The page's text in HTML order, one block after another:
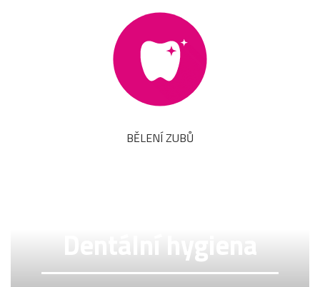
BĚLENÍ ZUBŮ
Dentální hygiena